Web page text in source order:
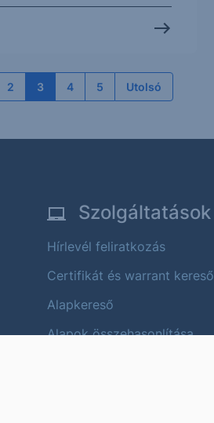
2 3 4 5 Utolsó
Szolgáltatások
Hírlevél feliratkozás
Certifikát és warrant kereső
Alapkereső
Alapok összehasonlítása